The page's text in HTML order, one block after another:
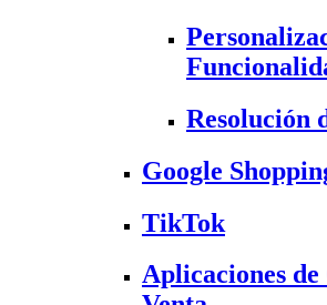
Resolución
Google
TikTok
Aplicaciones de